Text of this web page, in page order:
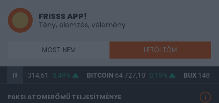
FRISSS APP!
Tény, elemzés, vélemény
MOST NEM LETÖLTÖM
314,61 0,49% BITCOIN64 727,10 0,19% BUX 148 234,29
PAKSI ATOMERŐMŰ TELJESÍTMÉNYE